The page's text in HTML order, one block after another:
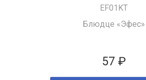
EF01KT
Блюдце «Эфес»
57 ₽